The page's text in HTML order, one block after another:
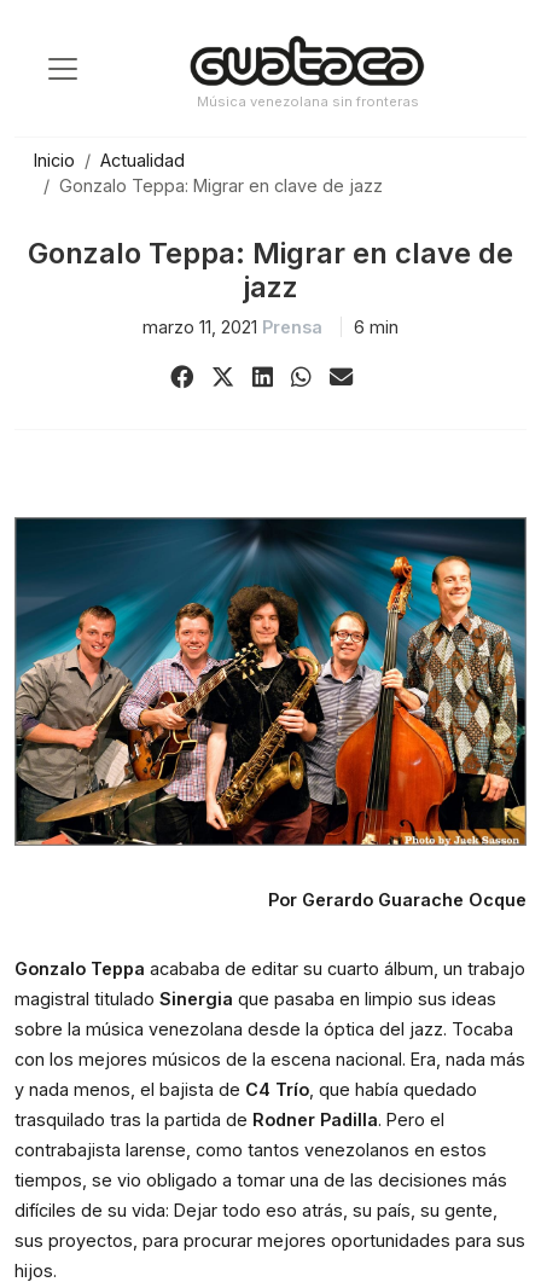
contenido
Música venezolana sin fronteras
Inicio
Actualidad
Gonzalo Teppa: Migrar en clave de jazz
Gonzalo Teppa: Migrar en clave de
jazz
marzo 11, 2021 Prensa 6 min
Share Share ShareShareShare
Por Gerardo Guarache Ocque
Gonzalo Teppa acababa de editar su cuarto álbum, un trabajo
magistral titulado Sinergia que pasaba en limpio sus ideas
sobre la música venezolana desde la óptica del jazz. Tocaba
con los mejores músicos de la escena nacional. Era, nada más
y nada menos, el bajista de C4 Trío, que había quedado
trasquilado tras la partida de Rodner Padilla. Pero el
contrabajista larense, como tantos venezolanos en estos
tiempos, se vio obligado a tomar una de las decisiones más
difíciles de su vida: Dejar todo eso atrás, su país, su gente,
sus proyectos, para procurar mejores oportunidades para sus
hijos.